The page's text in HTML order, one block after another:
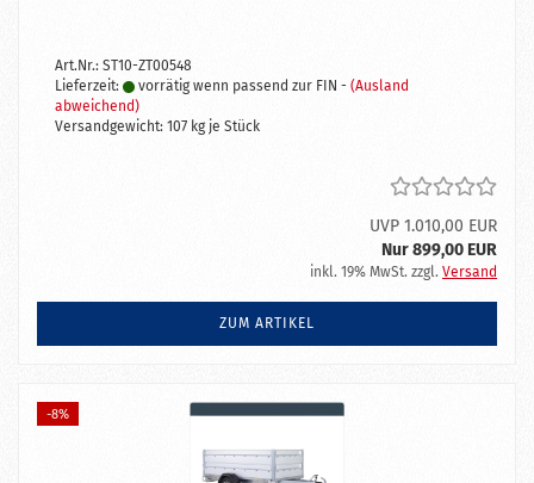
Art.Nr.: ST10-ZT00548
Lieferzeit:
vorrätig wenn passend zur FIN - (Ausland
abweichend)
Versandgewicht: 107 kg je Stück
UVP 1.010,00 EUR
Nur 899,00 EUR
inkl. 19% MwSt. zzgl. Versand
ZUM ARTIKEL
-8%